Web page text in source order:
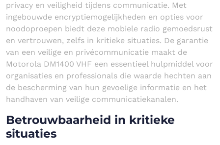
privacy en veiligheid tijdens communicatie. Met
ingebouwde encryptiemogelijkheden en opties voor
noodoproepen biedt deze mobiele radio gemoedsrust
en vertrouwen, zelfs in kritieke situaties. De garantie
van een veilige en privécommunicatie maakt de
Motorola DM1400 VHF een essentieel hulpmiddel voor
organisaties en professionals die waarde hechten aan
de bescherming van hun gevoelige informatie en het
handhaven van veilige communicatiekanalen.
Betrouwbaarheid in kritieke
situaties